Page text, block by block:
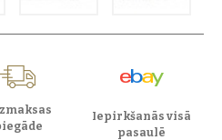
Iepirkšanās visā
pasaulē